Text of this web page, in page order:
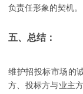
负责任形象的契机。
五、总结：
维护招投标市场的
方、投标方与业主